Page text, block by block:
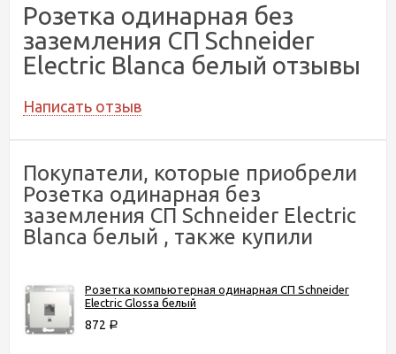
Розетка одинарная без
заземления СП Schneider
Electric Blanca белый отзывы
Написать отзыв
Покупатели, которые приобрели
Розетка одинарная без
заземления СП Schneider Electric
Blanca белый , также купили
Розетка компьютерная одинарная СП Schneider
Electric Glossa белый
872 Р